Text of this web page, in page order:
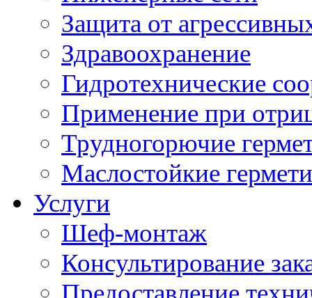
Защита от
Здравоохранение
Гидротехнические
Применение при
Трудногорючие
Маслостойкие
Услуги
Шеф-монтаж
Консультирование